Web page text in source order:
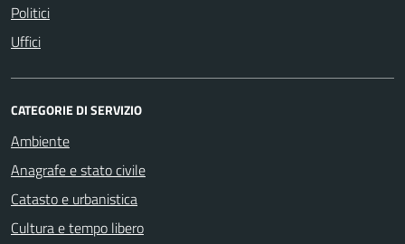
Politici
Uffici
CATEGORIE DI SERVIZIO
Ambiente
Anagrafe e stato civile
Catasto e urbanistica
Cultura e tempo libero